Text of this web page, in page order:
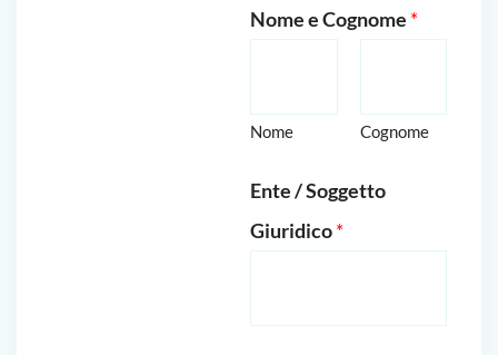
Nome e Cognome *
Nome Cognome
Ente / Soggetto
Giuridico*